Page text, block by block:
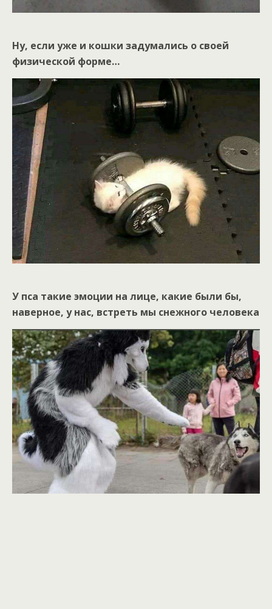
Ну, если уже и кошки задумались о своей
физической форме…
У пса такие эмоции на лице, какие были бы,
наверное, у нас, встреть мы снежного человека